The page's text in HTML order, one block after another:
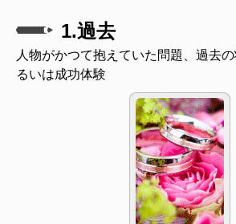
1.過去
人物がかつて抱えていた問題、過去
るいは成功体験